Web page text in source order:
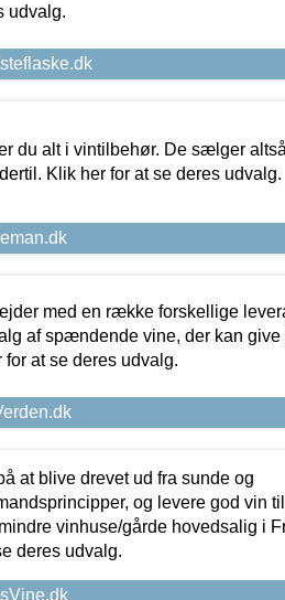
udvalg.
du alt i vintilbehør. De sælger
Klik her for at se deres udvalg.
med en række forskellige
af spændende vine, der kan give
at se deres udvalg.
at blive drevet ud fra sunde og
og levere god vin
vinhuse/gårde hovedsalig i
deres udvalg.